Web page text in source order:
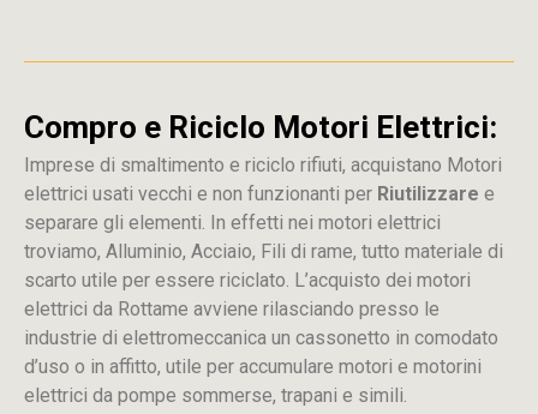
Compro e Riciclo Motori Elettrici:
Imprese di smaltimento e riciclo rifiuti, acquistano Motori
elettrici usati vecchi e non funzionanti per Riutilizzare e
separare gli elementi. In effetti nei motori elettrici
troviamo, Alluminio, Acciaio, Fili di rame, tutto materiale di
scarto utile per essere riciclato. L’acquisto dei motori
elettrici da Rottame avviene rilasciando presso le
industrie di elettromeccanica un cassonetto in comodato
d’uso o in affitto, utile per accumulare motori e motorini
elettrici da pompe sommerse, trapani e simili.